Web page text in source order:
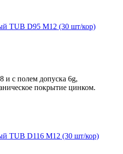
TUB D95 M12 (30 шт/кор)
и с полем допуска 6g,
покрытие цинком.
TUB D116 M12 (30 шт/кор)